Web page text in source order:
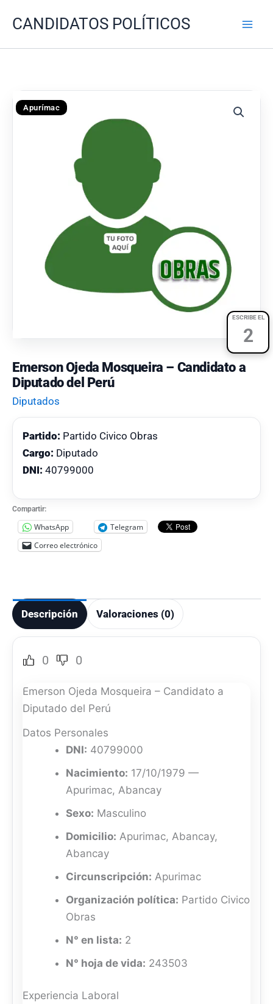
CANDIDATOS POLÍTICOS
ESCRIBE EL
2
Apurímac
Emerson Ojeda Mosqueira – Candidato a
Diputado del Perú
Diputados
Partido: Partido Civico Obras
Cargo: Diputado
DNI: 40799000
Compartir:
WhatsApp
Telegram
Correo electrónico
Descripción Valoraciones (0)
0 0
Emerson Ojeda Mosqueira – Candidato a
Diputado del Perú
Datos Personales
DNI: 40799000
Nacimiento: 17/10/1979 —
Apurimac, Abancay
Sexo: Masculino
Domicilio: Apurimac, Abancay,
Abancay
Circunscripción: Apurimac
Organización política: Partido Civico
Obras
N° en lista: 2
N° hoja de vida: 243503
Experiencia Laboral